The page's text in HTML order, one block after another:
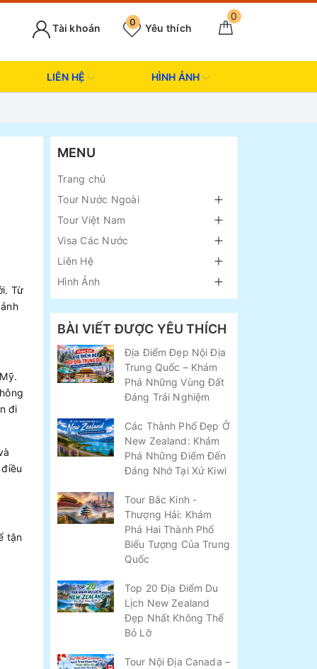
0
Yêu thích
0
Tài khoản
LIÊN HỆ HÌNH ẢNH
Từ
đi
tận
MENU
Trang chủ
Tour Nước Ngoài
Tour Việt Nam
Visa Các Nước
Liên Hệ
Hình Ảnh
BÀI VIẾT ĐƯỢC YÊU THÍCH
Địa Điểm Đẹp Nội Địa
Trung Quốc – Khám
Phá Những Vùng Đất
Đáng Trải Nghiệm
Các Thành Phố Đẹp Ở
New Zealand: Khám
Phá Những Điểm Đến
Đáng Nhớ Tại Xứ Kiwi
Tour Bắc Kinh -
Thượng Hải: Khám
Phá Hai Thành Phố
Biểu Tượng Của Trung
Quốc
Top 20 Địa Điểm Du
Lịch New Zealand
Đẹp Nhất Không Thể
Bỏ Lỡ
Tour Nội Địa Canada –